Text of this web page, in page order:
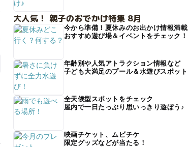
大人気！ 親子のおでかけ特集 8月
今から準備！夏休みのお出かけ情報満載
おすすめ遊び場＆イベントをチェック！
年齢別や人気アトラクション情報など
子ども大満足のプール＆水遊びスポット
全天候型スポットをチェック
屋内で一日たっぷり思いっきり遊ぼう♪
映画チケット、ムビチケ
限定グッズなどが当たる！